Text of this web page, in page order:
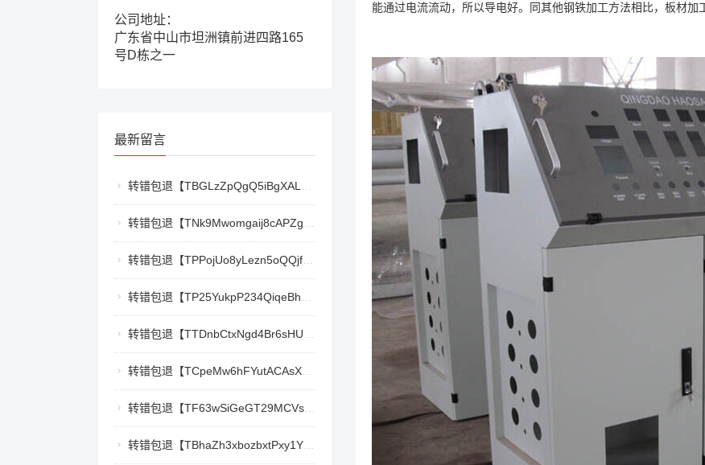
公司地址：
广东省中山市坦洲镇前进四路165
号D栋之一
最新留言
转错包退【TBGLzZpQgQ5iBgXALSFLTY1USFGgDAwdFQ】客服TeleGram:【@TrxEm】
转错包退【TNk9Mwomgaij8cAPZgnkZzR1TrYEkCt3nt】客服TeleGram:【@TrxEm】
转错包退【TPPojUo8yLezn5oQQjffqH2cKTCb9oTm8Y】客服TeleGram:【@TrxEm】
转错包退【TP25YukpP234QiqeBhgnmga3NXXmCSY22R】客服TeleGram:【@TrxEm】
转错包退【TTDnbCtxNgd4Br6sHUJ1qnw1mHQywZfbgD】客服TeleGram:【@TrxEm】
转错包退【TCpeMw6hFYutACAsXkX3UvyCUjec17MoLF】客服TeleGram:【@TrxEm】
转错包退【TF63wSiGeGT29MCVswWQ5eAr6xD9LkQBPm】客服TeleGram:【@TrxEm】
转错包退【TBhaZh3xbozbxtPxy1YF4QaK2e77777777】客服TeleGram:【@TrxEm】
能通过电流流动，所以导电好。同其他钢铁加工方法相比，板材加